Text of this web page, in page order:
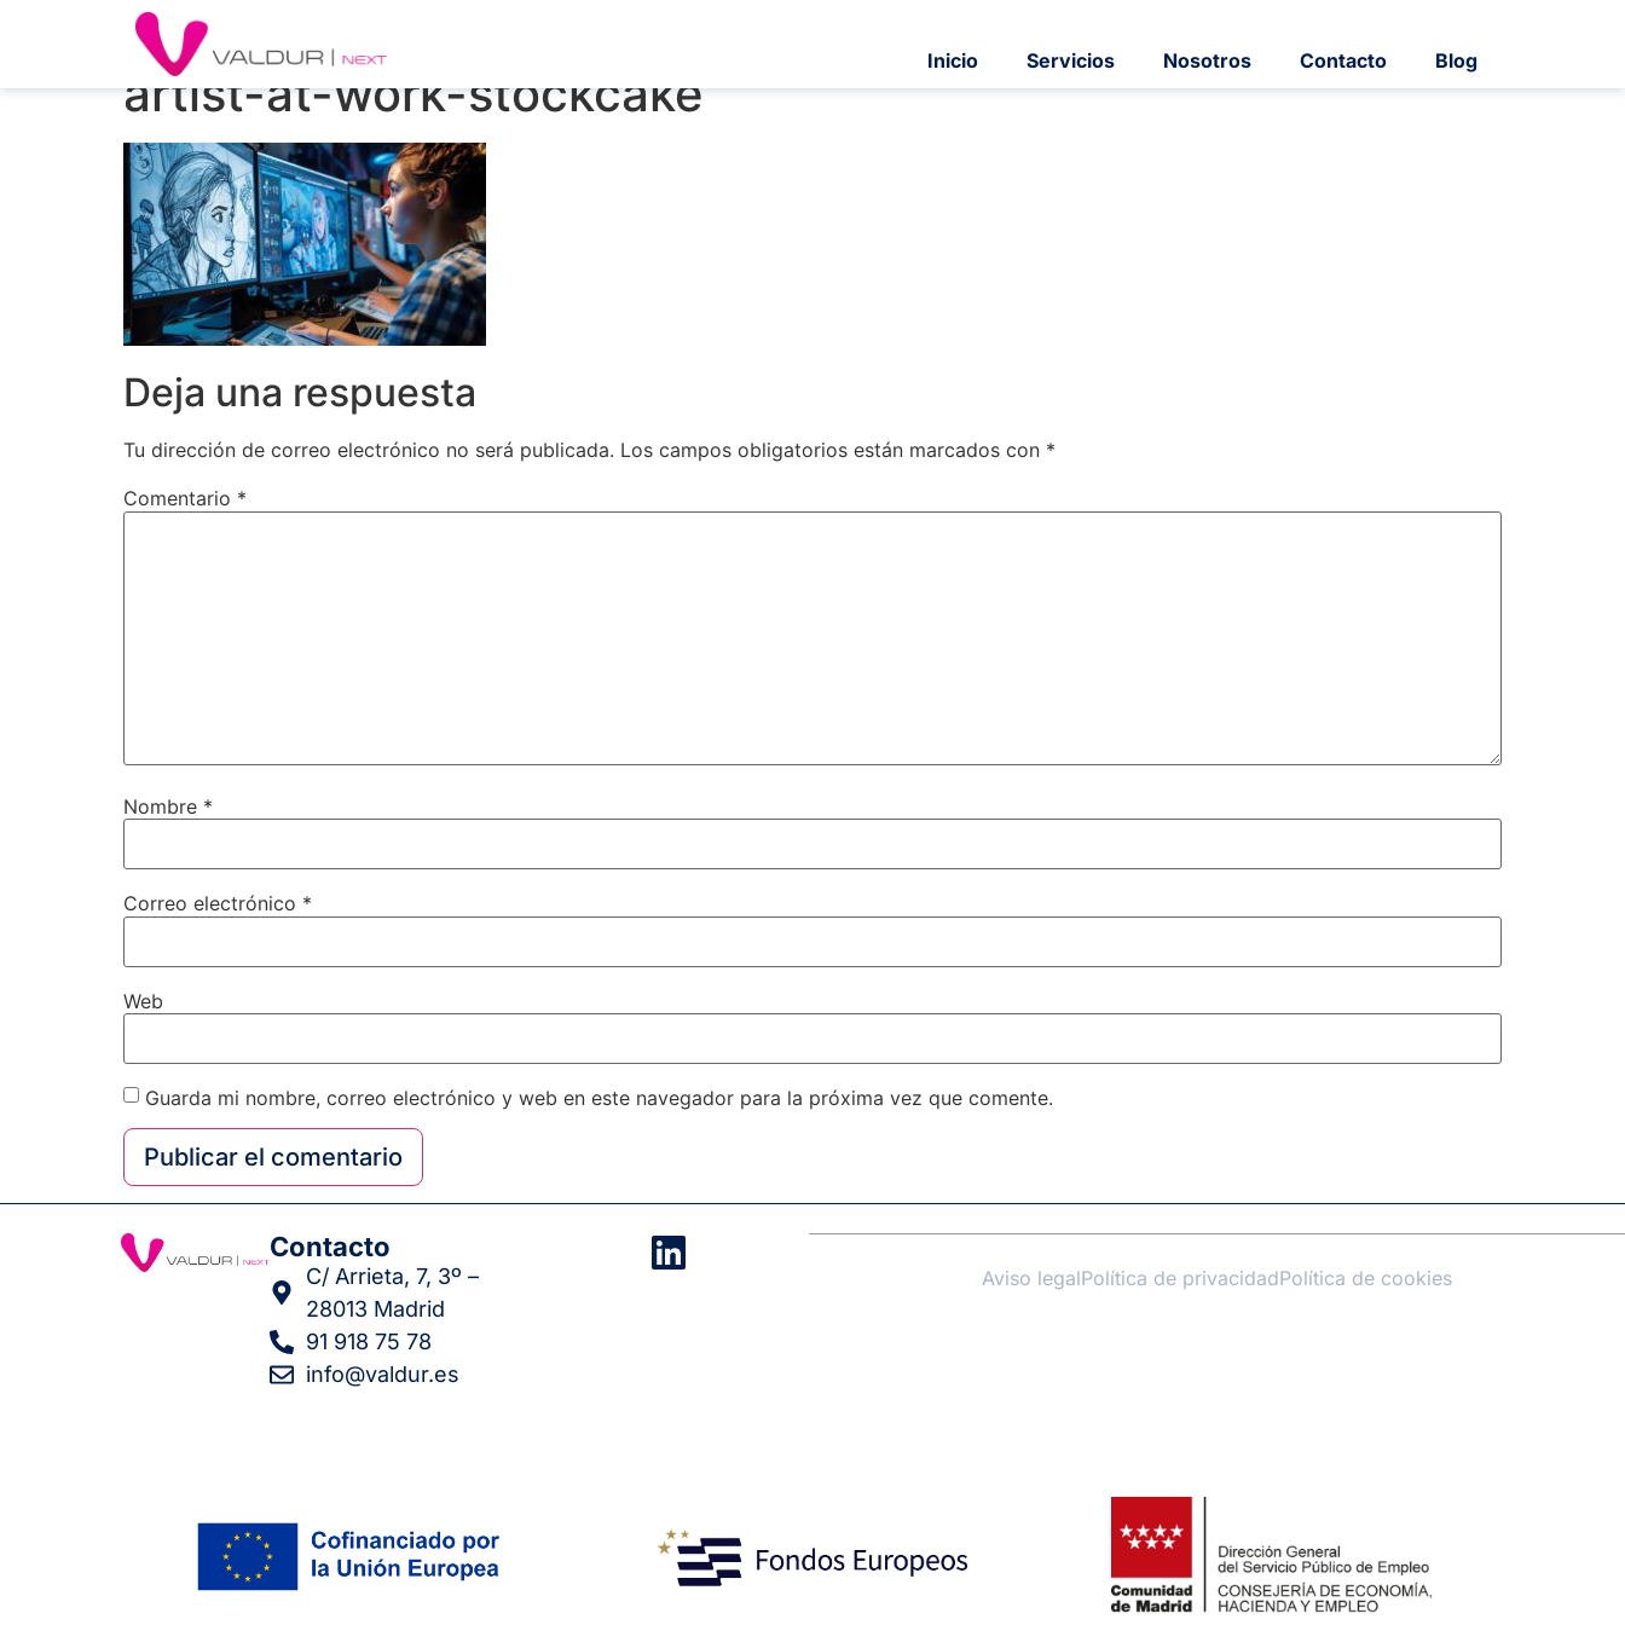
Inicio Servicios Nosotros Contacto Blog
artist-at-work-stockcake
Deja una respuesta
Tu dirección de correo electrónico no será publicada. Los campos obligatorios están marcados con *
Comentario *
Nombre *
Correo electrónico *
Web
Guarda mi nombre, correo electrónico y web en este navegador para la próxima vez que comente.
Contacto
C/ Arrieta, 7, 3º –
28013 Madrid
91 918 75 78
info@valdur.es
Aviso legalPolítica de privacidadPolítica de cookies